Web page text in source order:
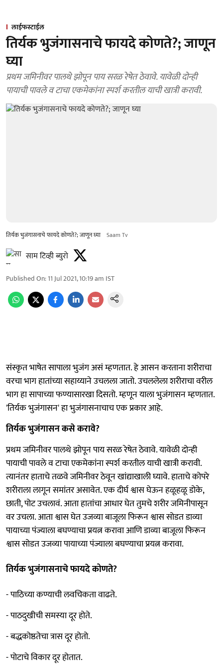
लाईफस्टाईल
तिर्यक भुजंगासनाचे फायदे कोणते?; जाणून
घ्या
प्रथम जमिनीवर पालथे झोपून पाय सरळ रेषेत ठेवावे. यावेळी दोन्ही
पायाची पावले व टाचा एकमेकांना स्पर्श करतील याची खात्री करावी.
तिर्यक भुजंगासनाचे फायदे कोणते?; जाणून घ्या Saam Tv
साम टिव्ही ब्युरो
Published On:11 Jul 2021, 10:19 am IST
संस्कृत भाषेत सापाला भुजंग असं म्हणतात. हे आसन करताना शरीराचा
वरचा भाग हातांच्या सहाय्याने उचलला जातो. उचललेला शरीराचा वरील
भाग हा सापाच्या फण्यासारखा दिसतो. म्हणून याला भुजंगासन म्हणतात.
'तिर्यक भुजंगासन' हा भुजंगासनाचाच एक प्रकार आहे.
तिर्यक भुजंगासन कसे करावे?
प्रथम जमिनीवर पालथे झोपून पाय सरळ रेषेत ठेवावे. यावेळी दोन्ही
पायाची पावले व टाचा एकमेकांना स्पर्श करतील याची खात्री करावी.
त्यानंतर हाताचे तळवे जमिनीवर ठेवून खांद्याखाली घ्यावे. हाताचे कोपरे
शरीराला लागून समांतर असावेत. एक दीर्घ श्वास घेऊन हळूहळू डोके,
छाती, पोट उचलावं. आता हातांचा आधार घेत तुमचे शरीर जमिनीपासून
वर उचला. आता श्वास घेत उजव्या बाजूला फिरून श्वास सोडत डाव्या
पायाच्या पंज्याला बघण्याचा प्रयत्न करावा आणि डाव्या बाजूला फिरून
श्वास सोडत उजव्या पायाच्या पंज्याला बघण्याचा प्रयत्न करावा.
तिर्यक भुजंगासनाचे फायदे कोणते?
- पाठिच्या कण्याची लवचिकता वाढते.
- पाठदुखीची समस्या दूर होते.
- बद्धकोष्ठतेचा त्रास दूर होतो.
- पोटाचे विकार दूर होतात.